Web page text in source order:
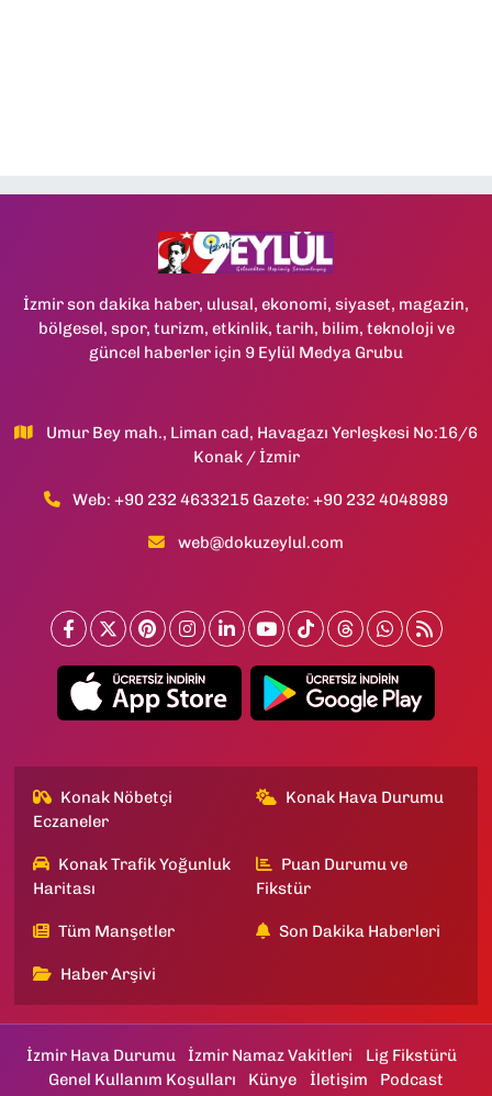
İzmir son dakika haber, ulusal, ekonomi, siyaset, magazin,
bölgesel, spor, turizm, etkinlik, tarih, bilim, teknoloji ve
güncel haberler için 9 Eylül Medya Grubu
Umur Bey mah., Liman cad, Havagazı Yerleşkesi No:16/6
Konak / İzmir
Web: +90 232 4633215 Gazete: +90 232 4048989
web@dokuzeylul.com
Konak Nöbetçi
Eczaneler
Konak Hava Durumu
Konak Trafik Yoğunluk
Haritası
Puan Durumu ve
Fikstür
Tüm Manşetler Son Dakika Haberleri
Haber Arşivi
İzmir Hava Durumu İzmir Namaz Vakitleri
Lig Fikstürü
Genel Kullanım Koşulları
Künye İletişim Podcast